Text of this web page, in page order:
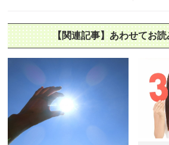
【関連記事】あわせてお